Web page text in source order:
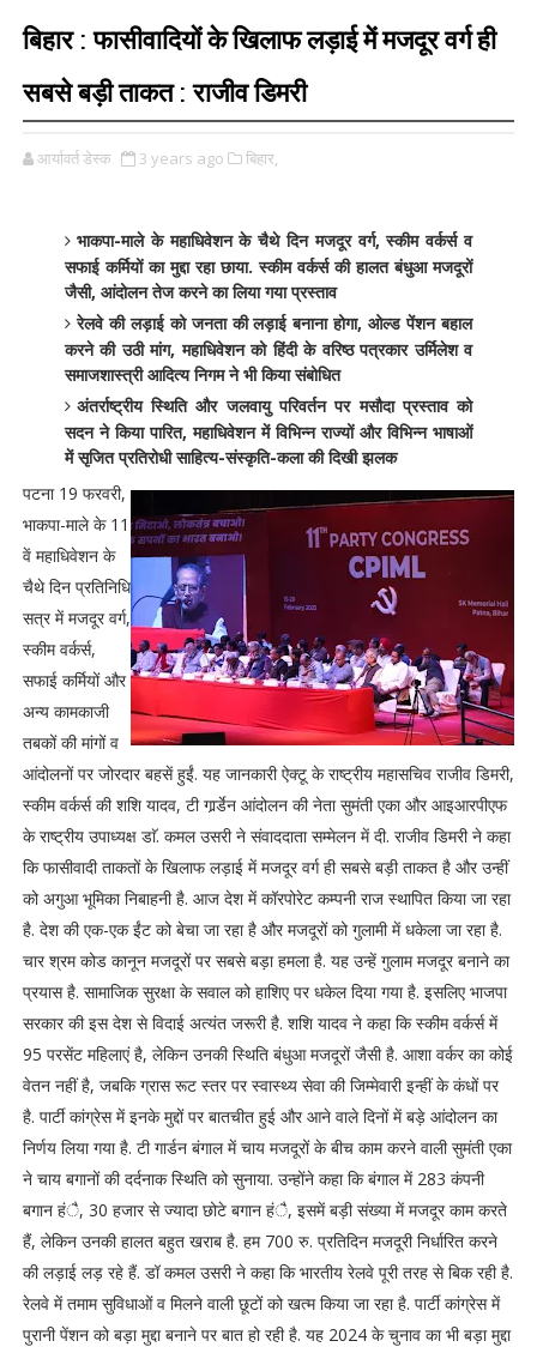
बिहार : फासीवादियों के खिलाफ लड़ाई में मजदूर वर्ग ही
सबसे बड़ी ताकत : राजीव डिमरी
आर्यावर्त डेस्क 3 years ago बिहार,
भाकपा-माले के महाधिवेशन के चैथे दिन मजदूर वर्ग, स्कीम वर्कर्स व
सफाई कर्मियों का मुद्दा रहा छाया. स्कीम वर्कर्स की हालत बंधुआ मजदूरों
जैसी, आंदोलन तेज करने का लिया गया प्रस्ताव
रेलवे की लड़ाई को जनता की लड़ाई बनाना होगा, ओल्ड पेंशन बहाल
करने की उठी मांग, महाधिवेशन को हिंदी के वरिष्ठ पत्रकार उर्मिलेश व
समाजशास्त्री आदित्य निगम ने भी किया संबोधित
अंतर्राष्ट्रीय स्थिति और जलवायु परिवर्तन पर मसौदा प्रस्ताव को
सदन ने किया पारित, महाधिवेशन में विभिन्न राज्यों और विभिन्न भाषाओं
में सृजित प्रतिरोधी साहित्य-संस्कृति-कला की दिखी झलक
पटना 19 फरवरी,
भाकपा-माले के 11
वें महाधिवेशन के
चैथे दिन प्रतिनिधि
सत्र में मजदूर वर्ग,
स्कीम वर्कर्स,
सफाई कर्मियों और
अन्य कामकाजी
तबकों की मांगों व
आंदोलनों पर जोरदार बहसें हुईं. यह जानकारी ऐक्टू के राष्ट्रीय महासचिव राजीव डिमरी,
स्कीम वर्कर्स की शशि यादव, टी गार्र्डेन आंदोलन की नेता सुमंती एका और आइआरपीएफ
के राष्ट्रीय उपाध्यक्ष डाॅ. कमल उसरी ने संवाददाता सम्मेलन में दी. राजीव डिमरी ने कहा
कि फासीवादी ताकतों के खिलाफ लड़ाई में मजदूर वर्ग ही सबसे बड़ी ताकत है और उन्हीं
को अगुआ भूमिका निबाहनी है. आज देश में कॉरपोरेट कम्पनी राज स्थापित किया जा रहा
है. देश की एक-एक ईंट को बेचा जा रहा है और मजदूरों को गुलामी में धकेला जा रहा है.
चार श्रम कोड कानून मजदूरों पर सबसे बड़ा हमला है. यह उन्हें गुलाम मजदूर बनाने का
प्रयास है. सामाजिक सुरक्षा के सवाल को हाशिए पर धकेल दिया गया है. इसलिए भाजपा
सरकार की इस देश से विदाई अत्यंत जरूरी है. शशि यादव ने कहा कि स्कीम वर्कर्स में
95 परसेंट महिलाएं है, लेकिन उनकी स्थिति बंधुआ मजदूरों जैसी है. आशा वर्कर का कोई
वेतन नहीं है, जबकि ग्रास रूट स्तर पर स्वास्थ्य सेवा की जिम्मेवारी इन्हीं के कंधों पर
है. पार्टी कांग्रेस में इनके मुद्दों पर बातचीत हुई और आने वाले दिनों में बड़े आंदोलन का
निर्णय लिया गया है. टी गार्डन बंगाल में चाय मजदूरों के बीच काम करने वाली सुमंती एका
ने चाय बगानों की दर्दनाक स्थिति को सुनाया. उन्होंने कहा कि बंगाल में 283 कंपनी
बगान हंै, 30 हजार से ज्यादा छोटे बगान हंै, इसमें बड़ी संख्या में मजदूर काम करते
हैं, लेकिन उनकी हालत बहुत खराब है. हम 700 रु. प्रतिदिन मजदूरी निर्धारित करने
की लड़ाई लड़ रहे हैं. डॉ कमल उसरी ने कहा कि भारतीय रेलवे पूरी तरह से बिक रही है.
रेलवे में तमाम सुविधाओं व मिलने वाली छूटों को खत्म किया जा रहा है. पार्टी कांग्रेस में
पुरानी पेंशन को बड़ा मुद्दा बनाने पर बात हो रही है. यह 2024 के चुनाव का भी बड़ा मुद्दा